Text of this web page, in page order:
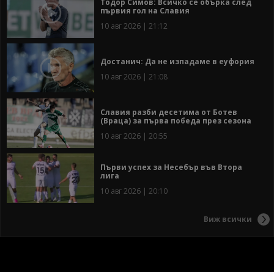
първия гол на Славия
10 авг 2026 | 21:12
Достанич: Да не изпадаме в еуфория
10 авг 2026 | 21:08
Славия разби десетима от Ботев
(Враца) за първа победа през сезона
10 авг 2026 | 20:55
Първи успех за Несебър във Втора
лига
10 авг 2026 | 20:10
Виж всички